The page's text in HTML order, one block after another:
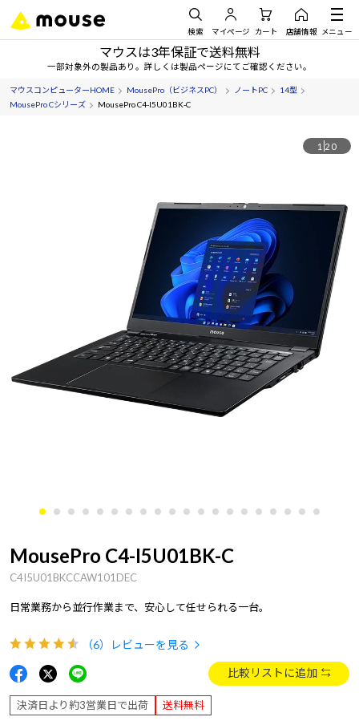
検索 マイページ カート 店舗情報 メニュー
マウスは3年保証で送料無料
一部対象外の製品あり。詳しくは製品ページにてご確認ください。
マウスコンピューターHOME MousePro（ビジネスPC） ノートPC
14型
MousePro Cシリーズ
MousePro C4-I5U01BK-C
1 20
MousePro C4-I5U01BK-C
C4I5U01BKCCAW101DEC
日常業務から並行作業まで、安心して任せられる一台。
（6） レビューを見る
比較リストに追加
決済日より約3営業日で出荷 送料無料